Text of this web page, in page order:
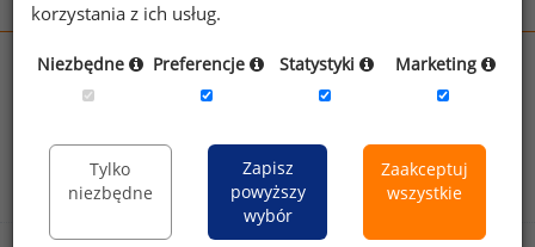
wynagrodzenia.pl
sedlak.pl
kfw.sedlak.pl
badania
HR.pl
korzystania z ich usług.
Niezbędne Preferencje Statystyki Marketing
Tylko
niezbędne
Zapisz
powyższy
wybór
Zaakceptuj
wszystkie